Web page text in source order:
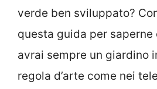
verde ben sviluppato?
questa guida per saperne
avrai sempre un giardino
regola d’arte come nei